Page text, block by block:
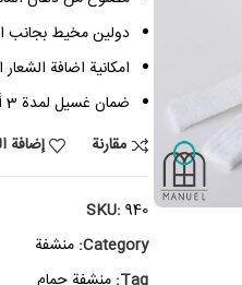
دولين مخيط بجانب
امكانية اضافة الشعار
ضمان غسيل لمدة 3 أشهر
مقارنة
إضافة
SKU: 940
Category: منشفة